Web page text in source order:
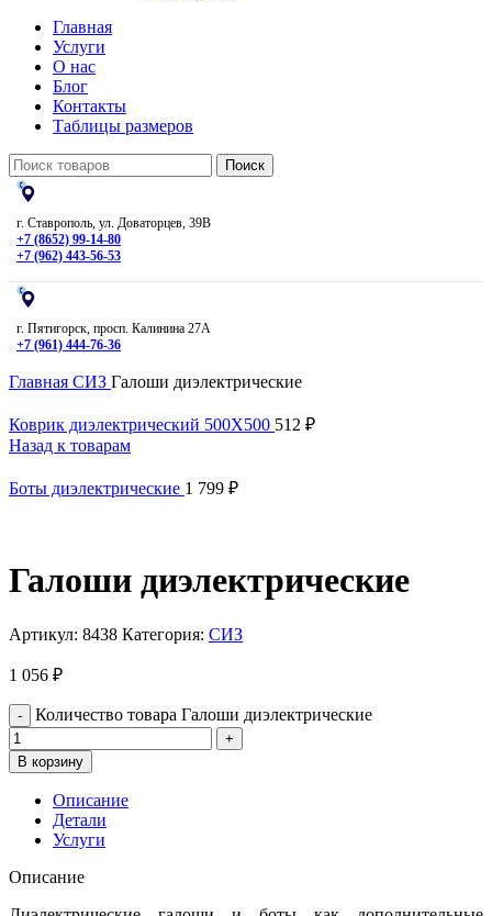
Главная
Услуги
О нас
Блог
Контакты
Таблицы размеров
Поиск
г. Ставрополь, ул. Доваторцев, 39В
+7 (8652) 99-14-80
+7 (962) 443-56-53
г. Пятигорск, просп. Калинина 27А
+7 (961) 444-76-36
Главная СИЗ Галоши диэлектрические
Коврик диэлектрический 500Х500 512 ₽
Назад к товарам
Боты диэлектрические 1 799 ₽
Галоши диэлектрические
Артикул: 8438 Категория: СИЗ
1 056 ₽
Количество товара Галоши диэлектрические
В корзину
Описание
Детали
Услуги
Описание